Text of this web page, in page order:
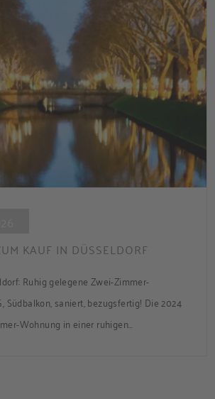
KAUF IN DÜSSELDORF
Ruhig gelegene Zwei-Zimmer-
Südbalkon, saniert, bezugsfertig! Die 2024
Wohnung in einer ruhigen